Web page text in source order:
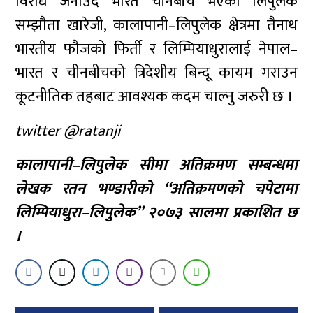
सम्झौता खारेजी, कालापानी–लिपुलेक क्षेत्रमा तैनाथ
भारतीय फौजको फिर्ती र लिम्पियाधुरालाई नेपाल–
भारत र चीनबीचको त्रिदेशीय बिन्दू कायम गराउन
कूटनीतिक तहबाट आवश्यक कदम चाल्नु जरुरी छ ।
twitter @ratanji
कालापानी–लिपुलेक सीमा अतिक्रमण सम्बन्धमा
लेखक रतन भण्डारीको “अतिक्रमणको चपेटामा
लिम्पियाधुरा–लिपुलेक” २०७३ सालमा प्रकाशित छ
।